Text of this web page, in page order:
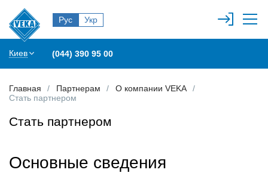
Рус Укр
Киев (044) 390 95 00
Главная Партнерам
О компании VEKA
Стать партнером
Стать партнером
Основные сведения